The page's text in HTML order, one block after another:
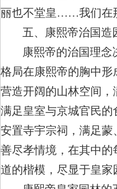
丽也不堂皇……我们在
五、康熙帝治国造
康熙帝的治国理
格局在康熙帝的胸中
营造开阔的山林空间
满足皇室与京城官民
安置寺宇宗祠，满足
善尽孝情境，在其中
道的楷模，尽显于皇